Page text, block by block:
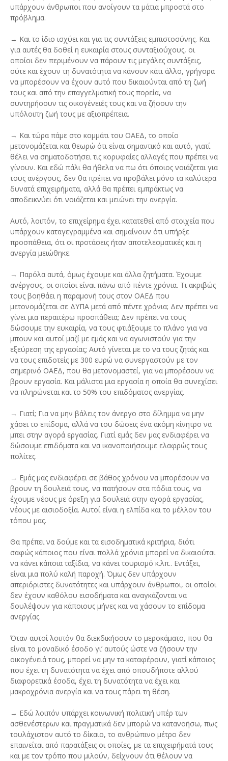
υπάρχουν άνθρωποι που ανοίγουν τα μάτια μπροστά στο
πρόβλημα.
→ Και το ίδιο ισχύει και για τις συντάξεις εμπιστοσύνης. Και
για αυτές θα δοθεί η ευκαιρία στους συνταξιούχους, οι
οποίοι δεν περιμένουν να πάρουν τις μεγάλες συντάξεις,
ούτε και έχουν τη δυνατότητα να κάνουν κάτι άλλο, γρήγορα
να μπορέσουν να έχουν αυτό που δικαιούνται από τη ζωή
τους και από την επαγγελματική τους πορεία, να
συντηρήσουν τις οικογένειές τους και να ζήσουν την
υπόλοιπη ζωή τους με αξιοπρέπεια.
→ Και τώρα πάμε στο κομμάτι του ΟΑΕΔ, το οποίο
μετονομάζεται και θεωρώ ότι είναι σημαντικό και αυτό, γιατί
θέλει να σηματοδοτήσει τις κορυφαίες αλλαγές που πρέπει να
γίνουν. Και εδώ πάλι θα ήθελα να πω ότι όποιος νοιάζεται για
τους ανέργους, δεν θα πρέπει να προβάλει μόνο τα καλύτερα
δυνατά επιχειρήματα, αλλά θα πρέπει εμπράκτως να
αποδεικνύει ότι νοιάζεται και μειώνει την ανεργία.
Αυτό, λοιπόν, το επιχείρημα έχει κατατεθεί από στοιχεία που
υπάρχουν καταγεγραμμένα και σημαίνουν ότι υπήρξε
προσπάθεια, ότι οι προτάσεις ήταν αποτελεσματικές και η
ανεργία μειώθηκε.
→ Παρόλα αυτά, όμως έχουμε και άλλα ζητήματα. Έχουμε
ανέργους, οι οποίοι είναι πάνω από πέντε χρόνια. Τι ακριβώς
τους βοηθάει η παραμονή τους στον ΟΑΕΔ που
μετονομάζεται σε ΔΥΠΑ μετά από πέντε χρόνια; Δεν πρέπει να
γίνει μια περαιτέρω προσπάθεια; Δεν πρέπει να τους
δώσουμε την ευκαιρία, να τους φτιάξουμε το πλάνο για να
μπουν και αυτοί μαζί με εμάς και να αγωνιστούν για την
εξεύρεση της εργασίας; Αυτό γίνεται με το να τους ζητάς και
να τους επιδοτείς με 300 ευρώ να συνεργαστούν με τον
σημερινό ΟΑΕΔ, που θα μετονομαστεί, για να μπορέσουν να
βρουν εργασία. Και μάλιστα μια εργασία η οποία θα συνεχίσει
να πληρώνεται και το 50% του επιδόματος ανεργίας.
→ Γιατί; Για να μην βάλεις τον άνεργο στο δίλημμα να μην
χάσει το επίδομα, αλλά να του δώσεις ένα ακόμη κίνητρο να
μπει στην αγορά εργασίας. Γιατί εμάς δεν μας ενδιαφέρει να
δώσουμε επιδόματα και να ικανοποιήσουμε ελαφρώς τους
πολίτες.
→ Εμάς μας ενδιαφέρει σε βάθος χρόνου να μπορέσουν να
βρουν τη δουλειά τους, να πατήσουν στα πόδια τους, να
έχουμε νέους με όρεξη για δουλειά στην αγορά εργασίας,
νέους με αισιοδοξία. Αυτοί είναι η ελπίδα και το μέλλον του
τόπου μας.
Θα πρέπει να δούμε και τα εισοδηματικά κριτήρια, διότι
σαφώς κάποιος που είναι πολλά χρόνια μπορεί να δικαιούται
να κάνει κάποια ταξίδια, να κάνει τουρισμό κ.λπ.. Εντάξει,
είναι μια πολύ καλή παροχή. Όμως δεν υπάρχουν
απεριόριστες δυνατότητες και υπάρχουν άνθρωποι, οι οποίοι
δεν έχουν καθόλου εισοδήματα και αναγκάζονται να
δουλέψουν για κάποιους μήνες και να χάσουν το επίδομα
ανεργίας.
Όταν αυτοί λοιπόν θα διεκδικήσουν το μεροκάματο, που θα
είναι το μοναδικό έσοδο γι’ αυτούς ώστε να ζήσουν την
οικογένειά τους, μπορεί να μην τα καταφέρουν, γιατί κάποιος
που έχει τη δυνατότητα να έχει από οπουδήποτε αλλού
διαφορετικά έσοδα, έχει τη δυνατότητα να έχει και
μακροχρόνια ανεργία και να τους πάρει τη θέση.
→ Εδώ λοιπόν υπάρχει κοινωνική πολιτική υπέρ των
ασθενέστερων και πραγματικά δεν μπορώ να κατανοήσω, πως
τουλάχιστον αυτό το δίκαιο, το ανθρώπινο μέτρο δεν
επαινείται από παρατάξεις οι οποίες, με τα επιχειρήματά τους
και με τον τρόπο που μιλούν, δείχνουν ότι θέλουν να